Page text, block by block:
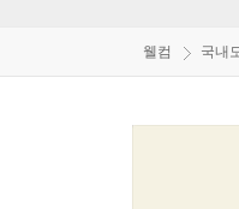
웰컴 국내